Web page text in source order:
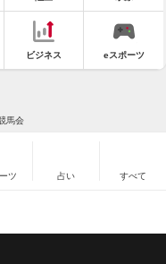
ビジネス eスポーツ
馬会
ツ 占い すべて